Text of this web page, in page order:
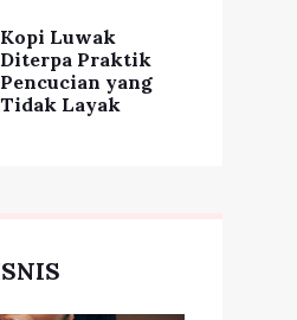
Kopi Luwak
Diterpa Praktik
Pencucian yang
Tidak Layak